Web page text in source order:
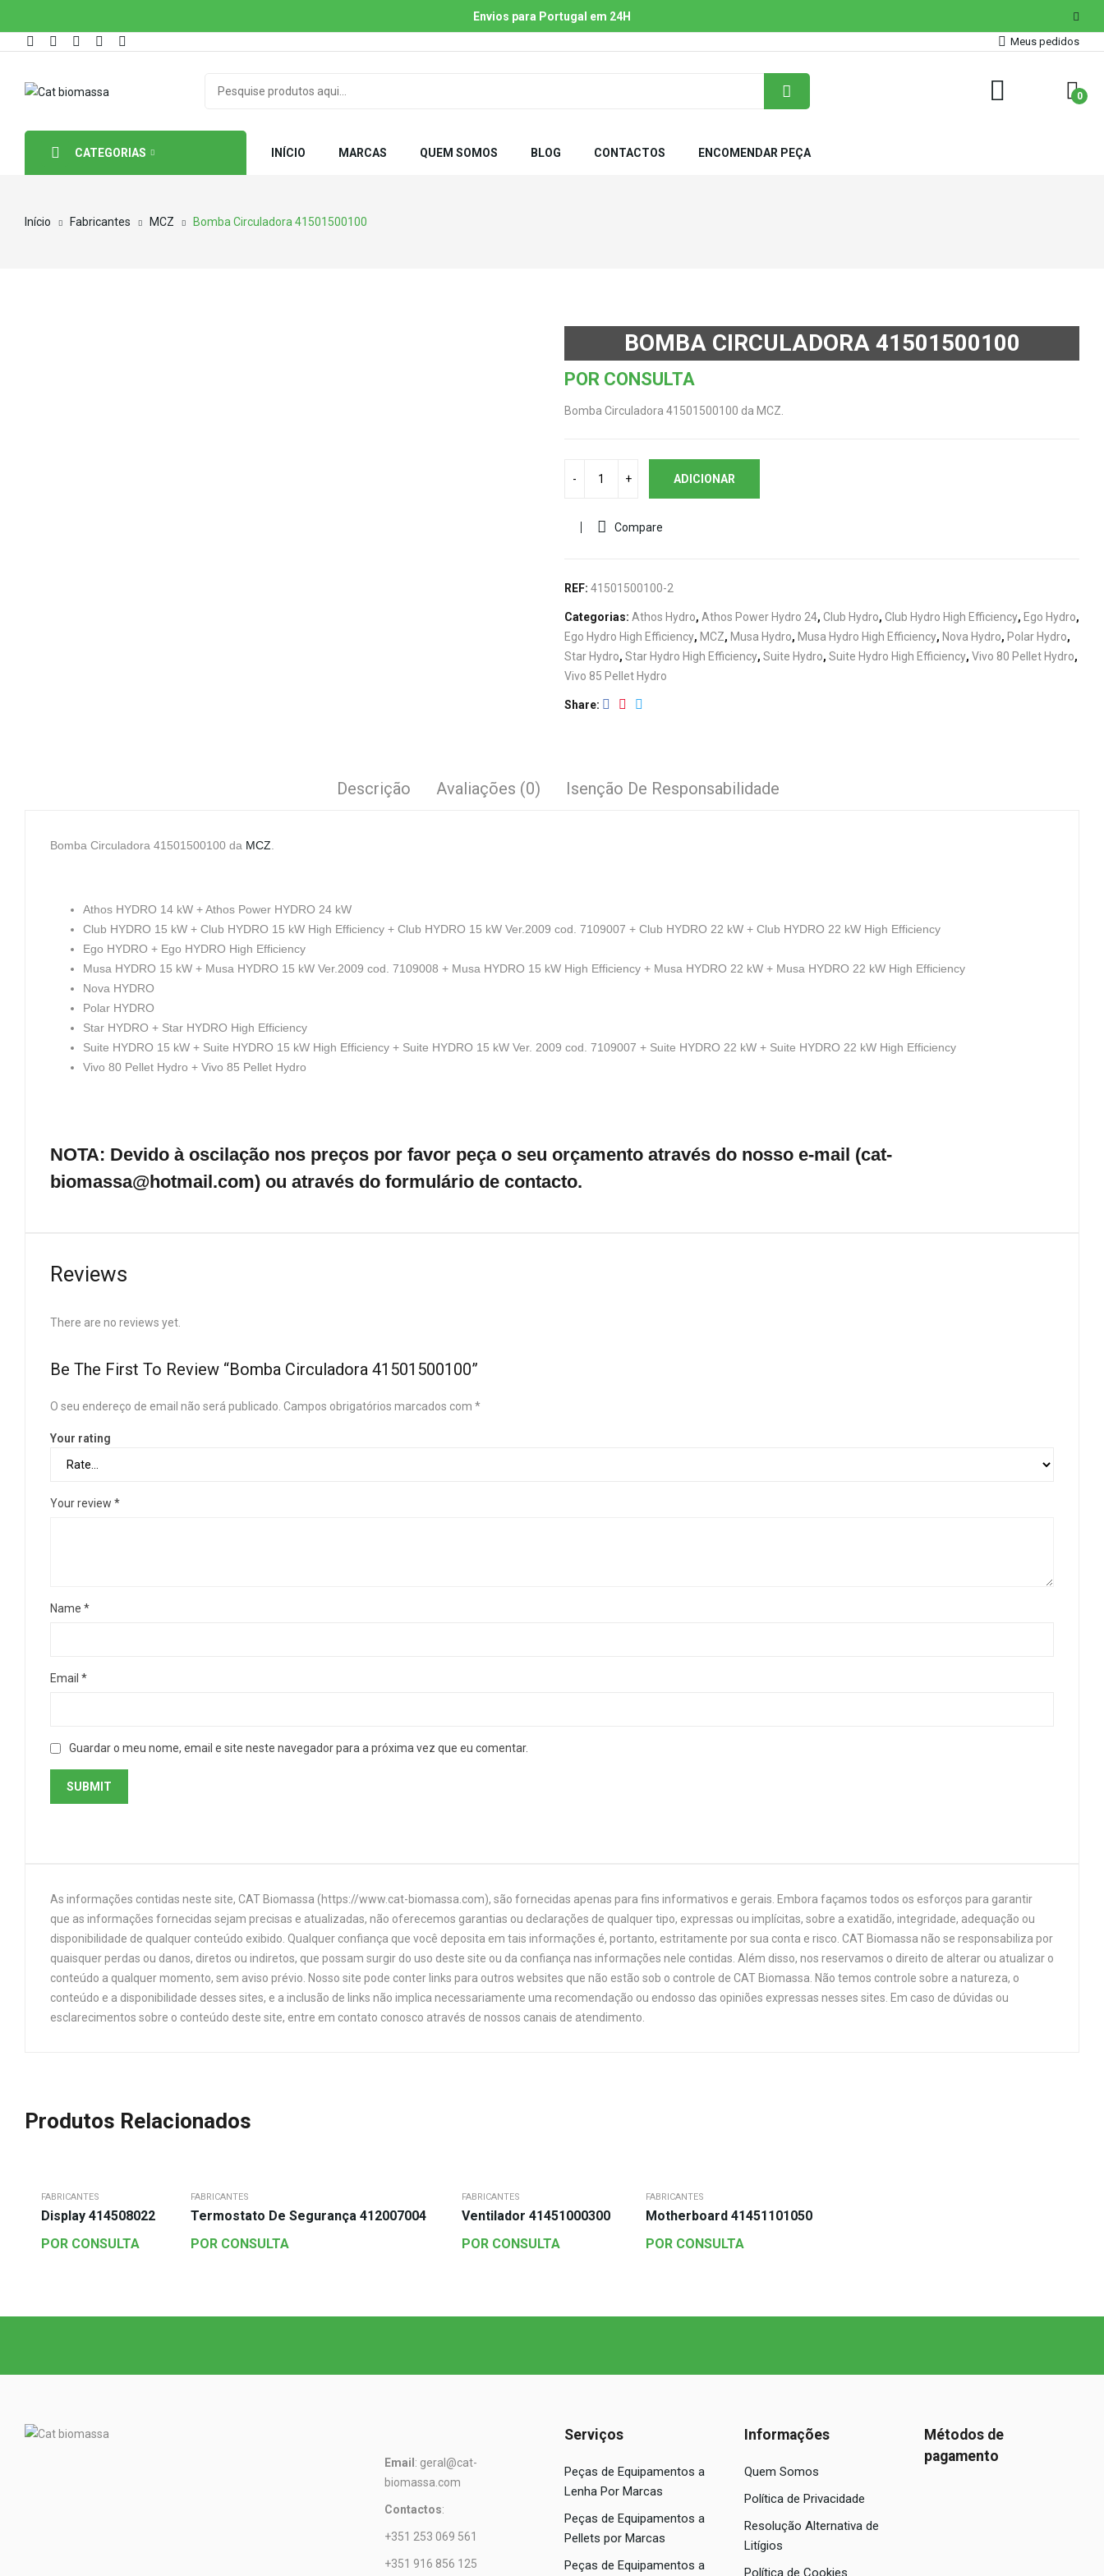
Envios para Portugal em 24H
Meus pedidos
0
CATEGORIAS INÍCIO MARCAS QUEM SOMOS BLOG CONTACTOS ENCOMENDAR PEÇA
Início Fabricantes MCZ Bomba Circuladora 41501500100
BOMBA CIRCULADORA 41501500100
POR CONSULTA
Bomba Circuladora 41501500100 da MCZ.
ADICIONAR
Compare
REF: 41501500100-2
Categorias: Athos Hydro, Athos Power Hydro 24, Club Hydro, Club Hydro High Efficiency, Ego Hydro,
Ego Hydro High Efficiency, MCZ, Musa Hydro, Musa Hydro High Efficiency, Nova Hydro, Polar Hydro,
Star Hydro, Star Hydro High Efficiency, Suite Hydro, Suite Hydro High Efficiency, Vivo 80 Pellet Hydro,
Vivo 85 Pellet Hydro
Share
Descrição Avaliações (0) Isenção De Responsabilidade
Bomba Circuladora 41501500100 da MCZ
Athos HYDRO 14 kW + Athos Power HYDRO 24 kW
Club HYDRO 15 kW + Club HYDRO 15 kW High Efficiency + Club HYDRO 15 kW Ver.2009 cod. 7109007 + Club HYDRO 22 kW + Club HYDRO 22 kW High Efficiency
Ego HYDRO + Ego HYDRO High Efficiency
Musa HYDRO 15 kW + Musa HYDRO 15 kW Ver.2009 cod. 7109008 + Musa HYDRO 15 kW High Efficiency + Musa HYDRO 22 kW + Musa HYDRO 22 kW High Efficiency
Nova HYDRO
Polar HYDRO
Star HYDRO + Star HYDRO High Efficiency
Suite HYDRO 15 kW + Suite HYDRO 15 kW High Efficiency + Suite HYDRO 15 kW Ver. 2009 cod. 7109007 + Suite HYDRO 22 kW + Suite HYDRO 22 kW High Efficiency
Vivo 80 Pellet Hydro + Vivo 85 Pellet Hydro
NOTA: Devido à oscilação nos preços por favor peça o seu orçamento através do nosso e-mail (cat-
biomassa@hotmail.com) ou através do formulário de contacto.
Reviews
There are no reviews yet.
Be The First To Review “Bomba Circuladora 41501500100”
O seu endereço de email não será publicado. Campos obrigatórios marcados com *
Your rating
Your review *
Name *
Email *
Guardar o meu nome, email e site neste navegador para a próxima vez que eu comentar.
As informações contidas neste site, CAT Biomassa (https://www.cat-biomassa.com), são fornecidas apenas para fins informativos e gerais. Embora façamos todos os esforços para garantir
que as informações fornecidas sejam precisas e atualizadas, não oferecemos garantias ou declarações de qualquer tipo, expressas ou implícitas, sobre a exatidão, integridade, adequação ou
disponibilidade de qualquer conteúdo exibido. Qualquer confiança que você deposita em tais informações é, portanto, estritamente por sua conta e risco. CAT Biomassa não se responsabiliza por
quaisquer perdas ou danos, diretos ou indiretos, que possam surgir do uso deste site ou da confiança nas informações nele contidas. Além disso, nos reservamos o direito de alterar ou atualizar o
conteúdo a qualquer momento, sem aviso prévio. Nosso site pode conter links para outros websites que não estão sob o controle de CAT Biomassa. Não temos controle sobre a natureza, o
conteúdo e a disponibilidade desses sites, e a inclusão de links não implica necessariamente uma recomendação ou endosso das opiniões expressas nesses sites. Em caso de dúvidas ou
esclarecimentos sobre o conteúdo deste site, entre em contato conosco através de nossos canais de atendimento.
Produtos Relacionados
FABRICANTES
Display 414508022
POR CONSULTA
FABRICANTES
Termostato De Segurança 412007004
POR CONSULTA
FABRICANTES
Ventilador 41451000300
POR CONSULTA
FABRICANTES
Motherboard 41451101050
POR CONSULTA
Email : geral@cat-
biomassa.com
Contactos:
+351 253 069 561
+351 916 856 125
Serviços
Peças de Equipamentos a
Lenha Por Marcas
Peças de Equipamentos a
Pellets por Marcas
Peças de Equipamentos a
Informações
Quem Somos
Política de Privacidade
Resolução Alternativa de
Litígios
Política de Cookies
Métodos de
pagamento